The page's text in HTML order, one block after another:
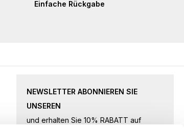
Einfache Rückgabe
NEWSLETTER ABONNIEREN SIE
UNSEREN
und erhalten Sie 10% RABATT auf